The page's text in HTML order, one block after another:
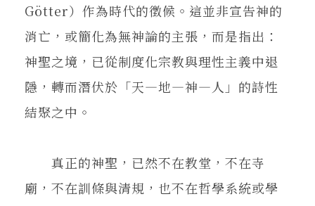
Götter）作為時代的徵候。這並非宣告神的
消亡，或簡化為無神論的主張，而是指出：
神聖之境，已從制度化宗教與理性主義中退
隱，轉而潛伏於「天—地—神—人」的詩性
結聚之中。
真正的神聖，已然不在教堂，不在寺
廟，不在訓條與清規，也不在哲學系統或學